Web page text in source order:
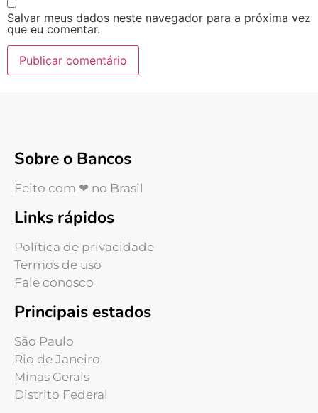
Salvar meus dados neste navegador para a próxima vez
que eu comentar.
Sobre o Bancos
Feito com ❤ no Brasil
Links rápidos
Política de privacidade
Termos de uso
Fale conosco
Principais estados
São Paulo
Rio de Janeiro
Minas Gerais
Distrito Federal